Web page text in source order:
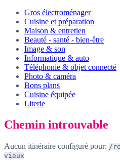
Gros électroménager
Cuisine et préparation
Maison & entretien
Beauté - santé - bien-être
Image & son
Informatique & auto
Téléphonie & objet connecté
Photo & caméra
Bons plans
Cuisine équipée
Literie
Chemin introuvable
Aucun itinéraire configuré pour: /
vieux